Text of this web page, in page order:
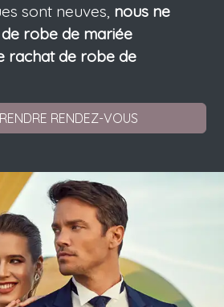
sont neuves, nous ne
robe de mariée
rachat de robe de
RENDEZ-VOUS